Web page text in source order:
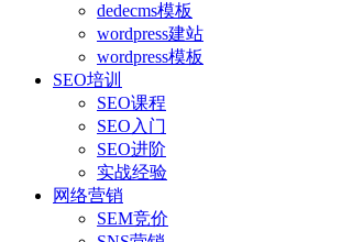
dedecms模板
wordpress建站
wordpress模板
SEO培训
SEO课程
SEO入门
SEO进阶
实战经验
网络营销
SEM竞价